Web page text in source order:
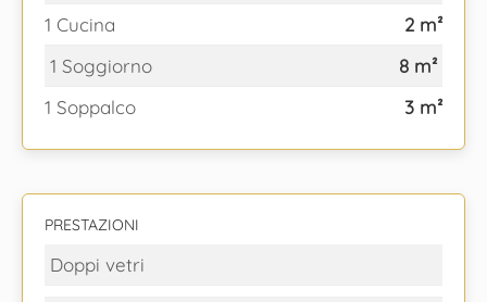
1 Cucina
2 m²
1 Soggiorno
8 m²
1 Soppalco
3 m²
PRESTAZIONI
Doppi vetri